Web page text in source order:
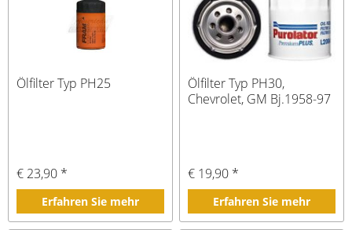
Ölfilter Typ PH25
€ 23,90 *
Erfahren Sie mehr
Ölfilter Typ PH30,
Chevrolet, GM Bj.1958-97
€ 19,90 *
Erfahren Sie mehr